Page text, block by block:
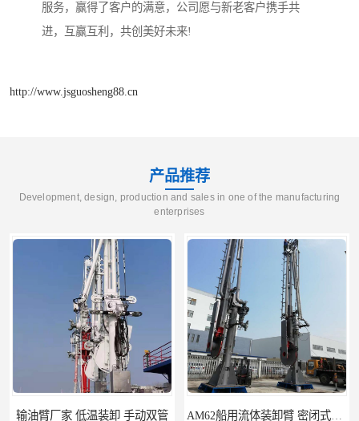
服务，赢得了客户的满意，公司愿与新老客户携手共
进，互赢互利，共创美好未来!
http://www.jsguosheng88.cn
产品推荐
Development, design, production and sales in one of the manufacturing
enterprises
低温装卸 手动双管 AM62船用流体装卸臂 密闭式装卸臂 多种型号可供选择